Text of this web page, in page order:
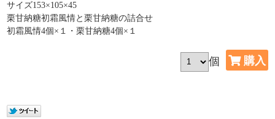
サイズ153×105×45
栗甘納糖初霜風情と栗甘納糖の詰合せ
初霜風情4個×１・栗甘納糖4個×１
個